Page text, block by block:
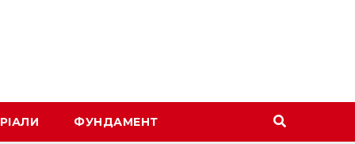
ФУНДАМЕНТ